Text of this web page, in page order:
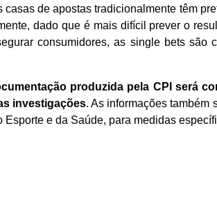
de apostas tradicionalmente têm
dado que é mais difícil prever o
consumidores, as single bets são
produzida pela CPI será
investigações. As informações também
e da Saúde, para medidas